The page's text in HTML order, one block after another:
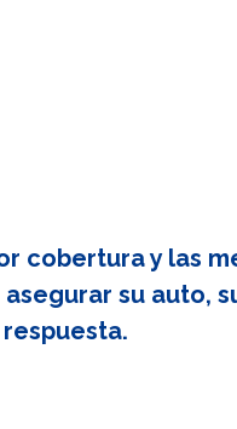
cobertura y las
su auto,